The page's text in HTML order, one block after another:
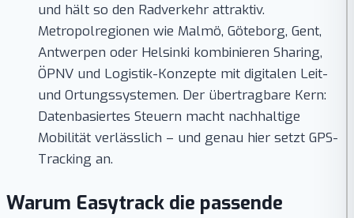
und hält so den Radverkehr attraktiv.
Metropolregionen wie Malmö, Göteborg, Gent,
Antwerpen oder Helsinki kombinieren Sharing,
ÖPNV und Logistik-Konzepte mit digitalen Leit-
und Ortungssystemen. Der übertragbare Kern:
Datenbasiertes Steuern macht nachhaltige
Mobilität verlässlich – und genau hier setzt GPS-
Tracking an.
Warum Easytrack die passende